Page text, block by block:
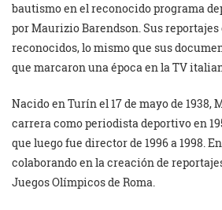
bautismo en el reconocido programa
por Maurizio Barendson. Sus
reconocidos, lo mismo que sus
que marcaron una época en la TV
Nacido en Turín el 17 de mayo de 1938,
carrera como periodista deportivo en
que luego fue director de 1996 a 1998.
colaborando en la creación de
Juegos Olímpicos de Roma.